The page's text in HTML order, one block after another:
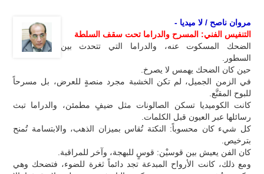
مروان ناصح / لا ميديا -
التنفيس الفني: المسرح والدراما تحت سقف السلطة
الضحك المسكوت عنه، والدراما التي تتحدث بين
السطور.
حين كان الضحك يهمس لا يصرخ.
في الزمن الجميل، لم تكن الخشبة مجرد منصةٍ للعرض، بل مسرحاً
للبوح المقنَّع.
كانت الكوميديا تسكن الصالونات مثل ضيفٍ مطمئن، والدراما تبث
رسائلها عبر العيون قبل الكلمات.
كل شيء كان محسوباً: النكتة تُقاس بميزان الذهب، والابتسامة تُمنح
بترخيص.
كان الفن يعيش بين قوسيْن: قوسٍ للبهجة، وآخر للمراقبة.
ومع ذلك، كانت الأرواح المبدعة تجد دائماً ثغرة للضوء، فتضحك وهي